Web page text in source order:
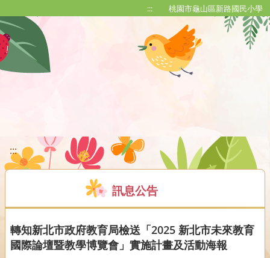
::: 桃園市龜山區新路國民小學
:::
訊息公告
轉知新北市政府教育局檢送「2025 新北市未來教育
國際論壇暨教學博覽會」實施計畫及活動海報